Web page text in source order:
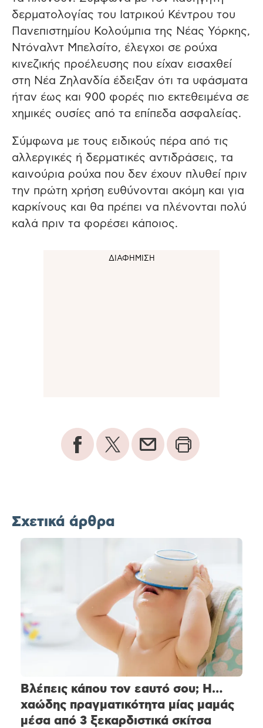
δερματολογίας του Ιατρικού Κέντρου του
Πανεπιστημίου Κολούμπια της Νέας Υόρκης,
Ντόναλντ Μπελσίτο, έλεγχοι σε ρούχα
κινεζικής προέλευσης που είχαν εισαχθεί
στη Νέα Ζηλανδία έδειξαν ότι τα υφάσματα
ήταν έως και 900 φορές πιο εκτεθειμένα σε
χημικές ουσίες από τα επίπεδα ασφαλείας.
Σύμφωνα με τους ειδικούς πέρα από τις
αλλεργικές ή δερματικές αντιδράσεις, τα
καινούρια ρούχα που δεν έχουν πλυθεί πριν
την πρώτη χρήση ευθύνονται ακόμη και για
καρκίνους και θα πρέπει να πλένονται πολύ
καλά πριν τα φορέσει κάποιος.
Σχετικά άρθρα
Βλέπεις κάπου τον εαυτό σου; Η…
χαώδης πραγματικότητα μίας μαμάς
μέσα από 3 ξεκαρδιστικά σκίτσα